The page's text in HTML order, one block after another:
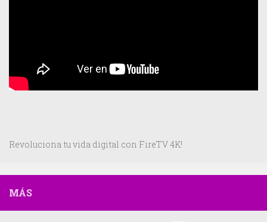
Revoluciona tu vida digital con FireTV 4K!
MÁS